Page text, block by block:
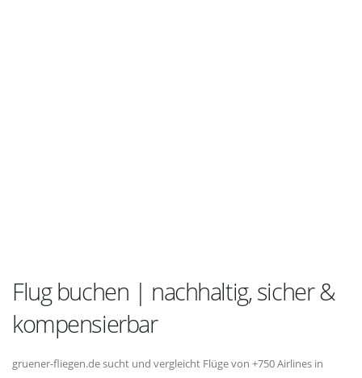
Flug buchen | nachhaltig, sicher &
kompensierbar
gruener-fliegen.de sucht und vergleicht Flüge von +750 Airlines in